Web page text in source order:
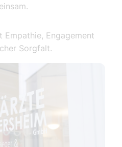
Empathie, Engagement
Sorgfalt.